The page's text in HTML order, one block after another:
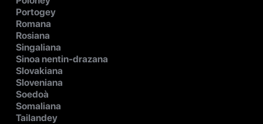
Portogey
Romana
Rosiana
Singaliana
Sinoa nentin-drazana
Slovakiana
Sloveniana
Soedoà
Somaliana
Tailandey